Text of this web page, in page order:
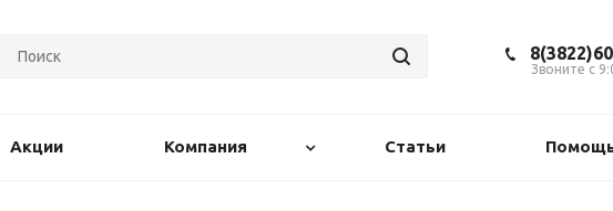
Звоните с
Акции Компания Статьи